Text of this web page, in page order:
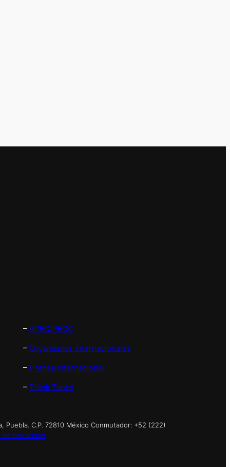
– APEC/PECC
– Organismos Internacionales
– Prensa Internacional
– Think Tanks
C.P. 72810 México Conmutador: +52 (222)
de privacidad